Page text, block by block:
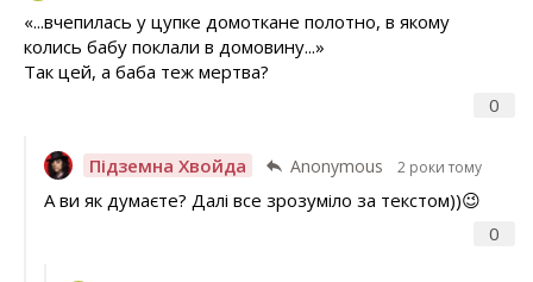
0
«...вчепилась у цупке домоткане полотно, в якому
колись бабу поклали в домовину...»
Так цей, а баба теж мертва?
Підземна Хвойда Anonymous 2 роки тому
0
А ви як думаєте? Далі все зрозуміло за текстом))😉